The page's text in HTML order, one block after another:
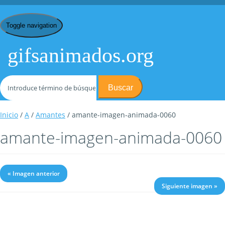
Toggle navigation
gifsanimados.org
Buscar
Inicio / A / Amantes / amante-imagen-animada-0060
amante-imagen-animada-0060
« Imagen anterior
Siguiente imagen »